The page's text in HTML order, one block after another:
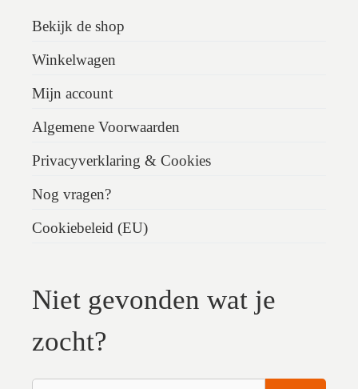
Bekijk de shop
Winkelwagen
Mijn account
Algemene Voorwaarden
Privacyverklaring & Cookies
Nog vragen?
Cookiebeleid (EU)
Niet gevonden wat je
zocht?